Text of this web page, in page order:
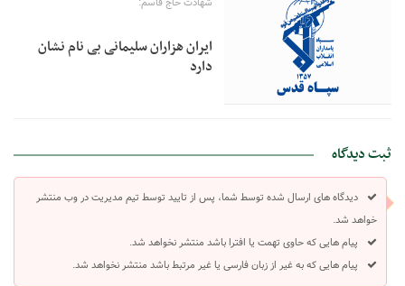
ایران هزاران سلیمانی بی نام نشان
دارد
ثبت دیدگاه
دیدگاه های ارسال شده توسط شما، پس از تایید توسط تیم مدیریت در وب منتشر
خواهد شد.
پیام هایی که حاوی تهمت یا افترا باشد منتشر نخواهد شد.
پیام هایی که به غیر از زبان فارسی یا غیر مرتبط باشد منتشر نخواهد شد.